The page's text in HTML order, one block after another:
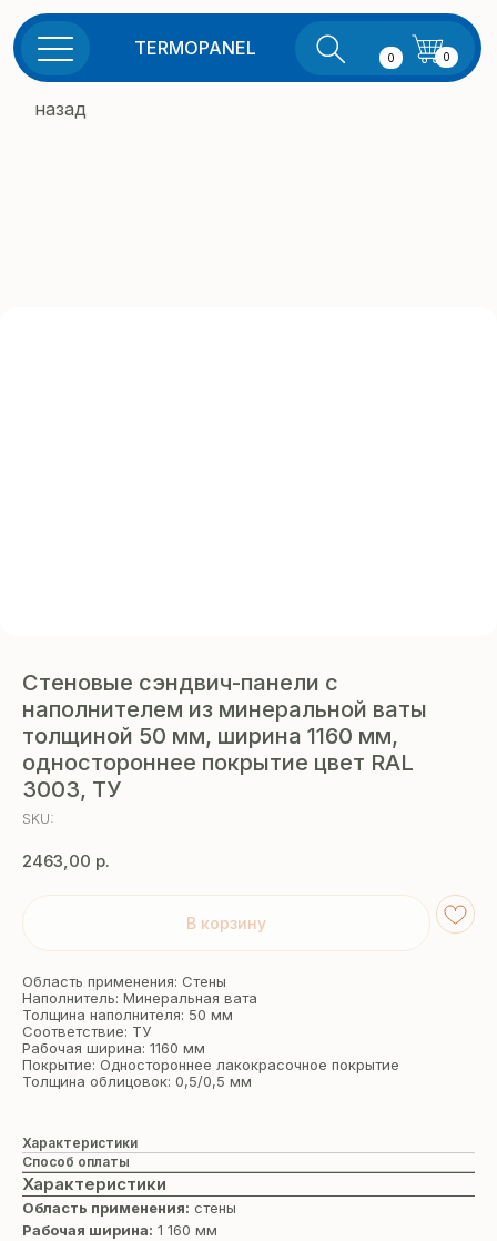
0
TERMOPANEL
назад
Стеновые сэндвич-панели с
наполнителем из минеральной ваты
толщиной 50 мм, ширина 1160 мм,
одностороннее покрытие цвет RAL
3003, ТУ
SKU:
2463,00 р.
В корзину
Область применения: Стены
Наполнитель: Минеральная вата
Толщина наполнителя: 50 мм
Соответствие: ТУ
Рабочая ширина: 1160 мм
Покрытие: Одностороннее лакокрасочное покрытие
Толщина облицовок: 0,5/0,5 мм
Характеристики
Способ оплаты
Характеристики
Область применения: стены
Рабочая ширина: 1 160 мм